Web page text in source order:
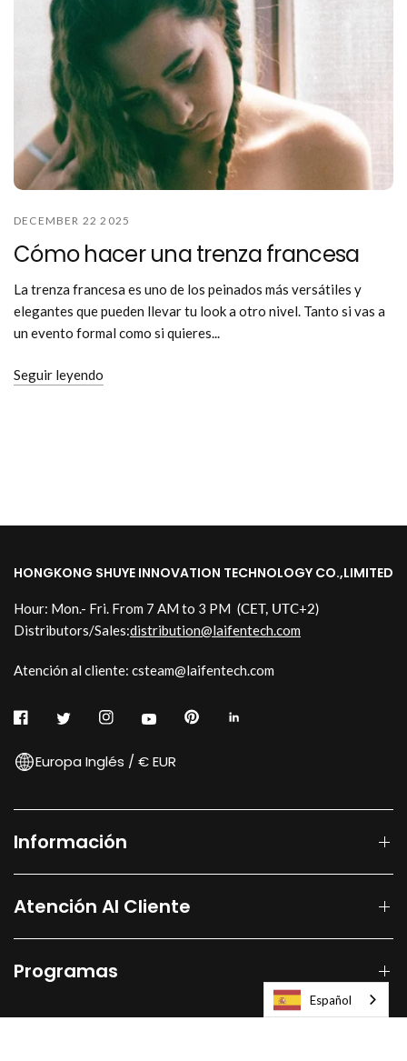
DECEMBER 22 2025
Cómo hacer una trenza francesa
La trenza francesa es uno de los peinados más versátiles y
elegantes que pueden llevar tu look a otro nivel. Tanto si vas a
un evento formal como si quieres...
Seguir leyendo
HONGKONG SHUYE INNOVATION TECHNOLOGY CO.,LIMITED
Hour: Mon.- Fri. From 7 AM to 3 PM (CET, UTC+2)
Distributors/Sales:distribution@laifentech.com
Atención al cliente: csteam@laifentech.com
Europa Inglés / € EUR
Información
Atención Al Cliente
Programas
Español